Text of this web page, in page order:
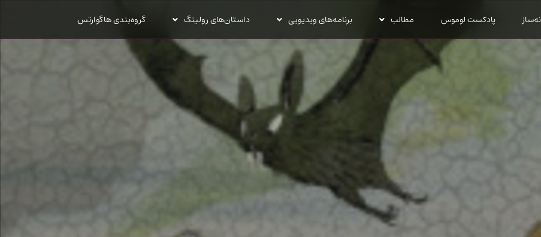
پادکست لوموس مطالب برنامه‌های ویدیویی داستان‌های رولینگ گروه‌بندی هاگوارتس